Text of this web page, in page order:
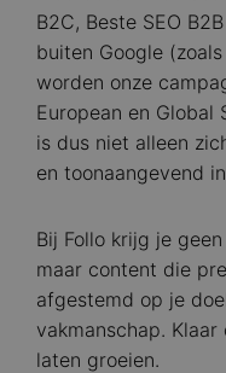
B2C, Beste SEO
buiten Google
worden onze
European en Global
is dus niet alleen
en toonaangevend
Bij Follo krijg je
maar content die
afgestemd op je
vakmanschap.
laten groeien.